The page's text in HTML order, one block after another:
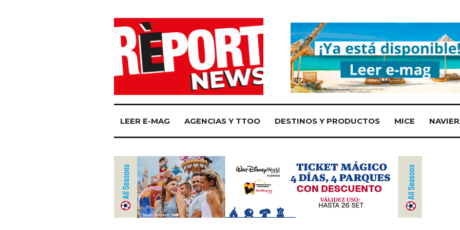
LEER E-MAG AGENCIAS Y TTOO DESTINOS Y PRODUCTOS MICE